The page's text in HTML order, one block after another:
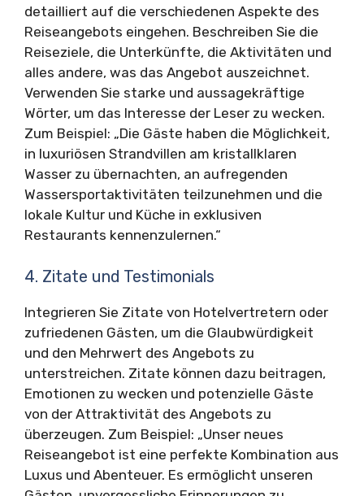
detailliert auf die verschiedenen Aspekte des
Reiseangebots eingehen. Beschreiben Sie die
Reiseziele, die Unterkünfte, die Aktivitäten und
alles andere, was das Angebot auszeichnet.
Verwenden Sie starke und aussagekräftige
Wörter, um das Interesse der Leser zu wecken.
Zum Beispiel: „Die Gäste haben die Möglichkeit,
in luxuriösen Strandvillen am kristallklaren
Wasser zu übernachten, an aufregenden
Wassersportaktivitäten teilzunehmen und die
lokale Kultur und Küche in exklusiven
Restaurants kennenzulernen.“
4. Zitate und Testimonials
Integrieren Sie Zitate von Hotelvertretern oder
zufriedenen Gästen, um die Glaubwürdigkeit
und den Mehrwert des Angebots zu
unterstreichen. Zitate können dazu beitragen,
Emotionen zu wecken und potenzielle Gäste
von der Attraktivität des Angebots zu
überzeugen. Zum Beispiel: „Unser neues
Reiseangebot ist eine perfekte Kombination aus
Luxus und Abenteuer. Es ermöglicht unseren